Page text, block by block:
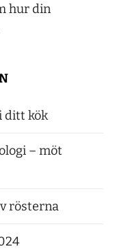
hur din
ditt kök
– möt
rösterna